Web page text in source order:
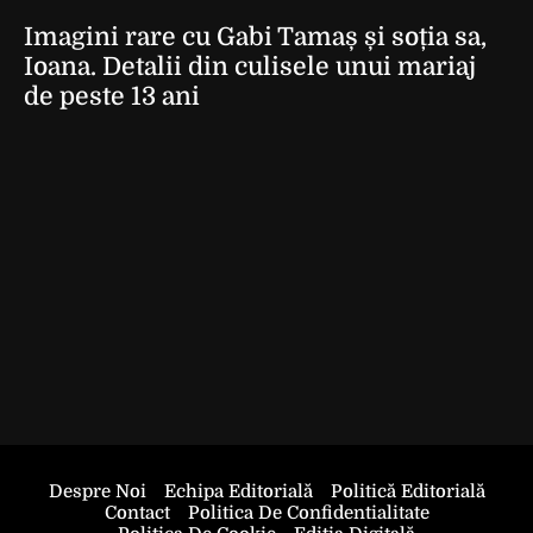
Imagini rare cu Gabi Tamaș și soția sa,
Ioana. Detalii din culisele unui mariaj
de peste 13 ani
Despre Noi Echipa Editorială
Politică Editorială
Contact
Politica De Confidentialitate